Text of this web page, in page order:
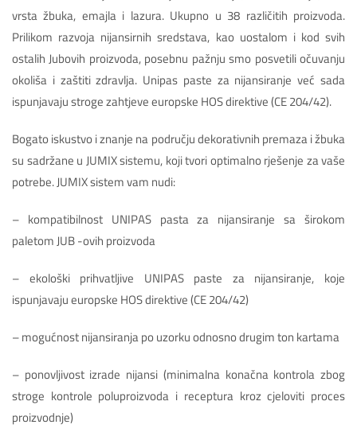
vrsta žbuka, emajla i lazura. Ukupno u 38 različitih proizvoda.
Prilikom razvoja nijansirnih sredstava, kao uostalom i kod svih
ostalih Jubovih proizvoda, posebnu pažnju smo posvetili očuvanju
okoliša i zaštiti zdravlja. Unipas paste za nijansiranje već sada
ispunjavaju stroge zahtjeve europske HOS direktive (CE 204/42).
Bogato iskustvo i znanje na području dekorativnih premaza i žbuka
su sadržane u JUMIX sistemu, koji tvori optimalno rješenje za vaše
potrebe. JUMIX sistem vam nudi:
– kompatibilnost UNIPAS pasta za nijansiranje sa širokom
paletom JUB -ovih proizvoda
– ekološki prihvatljive UNIPAS paste za nijansiranje, koje
ispunjavaju europske HOS direktive (CE 204/42)
– mogućnost nijansiranja po uzorku odnosno drugim ton kartama
– ponovljivost izrade nijansi (minimalna konačna kontrola zbog
stroge kontrole poluproizvoda i receptura kroz cjeloviti proces
proizvodnje)